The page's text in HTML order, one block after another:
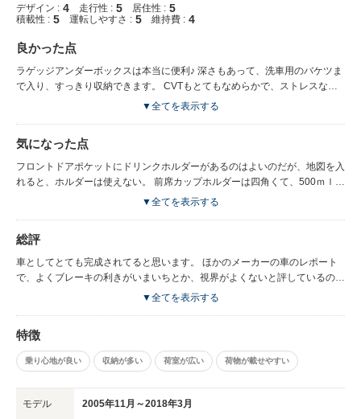
デザイン : 4 走行性 : 5 居住性 : 5
積載性 : 5 運転しやすさ : 5 維持費 : 4
良かった点
ラゲッジアンダーボックスは本当に便利♪ 深さもあって、洗車用のバケツま
で入り、すっきり収納できます。 CVTもとてもなめらかで、ストレスなく
加速できます。 視界もよく、ブレーキもよくきくので、車としての基本性
▼全てを表示する
気になった点
フロントドアポケットにドリンクホルダーがあるのはよいのだが、地図を入
れると、ホルダーは使えない。 前席カップホルダーは四角くて、500ｍｌの
パックジュースが置けるのはよいのだが、ペットボトルを置くと安定が悪
ひやします。
▼全てを表示する
総評
車としてとても完成されてると思います。 ほかのメーカーの車のレポート
で、よくブレーキの利きがいまいちとか、視界がよくないと評しているのに
いい車といっているのが理解に苦しみます。 車は人の命を運んだり、走る
ものが一番重要だと思う。 その点、ウイングロードは十分満たしてると思
う。 ウイングロードにしてよかったと思えるし、今のところこれといった
不満はありません。
▼全てを表示する
特徴
乗り心地が良い 収納が多い 荷室が広い 荷物が載せやすい
モデル 2005年11月～2018年3月